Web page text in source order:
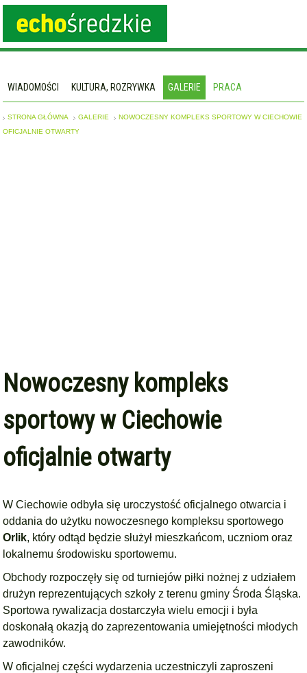
WIADOMOŚCI KULTURA, ROZRYWKA GALERIE PRACA
STRONA GŁÓWNA GALERIE
NOWOCZESNY KOMPLEKS SPORTOWY W CIECHOWIE
OFICJALNIE OTWARTY
Nowoczesny kompleks
sportowy w Ciechowie
oficjalnie otwarty
W Ciechowie odbyła się uroczystość oficjalnego otwarcia i
oddania do użytku nowoczesnego kompleksu sportowego
Orlik, który odtąd będzie służył mieszkańcom, uczniom oraz
lokalnemu środowisku sportowemu.
Obchody rozpoczęły się od turniejów piłki nożnej z udziałem
drużyn reprezentujących szkoły z terenu gminy Środa Śląska.
Sportowa rywalizacja dostarczyła wielu emocji i była
doskonałą okazją do zaprezentowania umiejętności młodych
zawodników.
W oficjalnej części wydarzenia uczestniczyli zaproszeni